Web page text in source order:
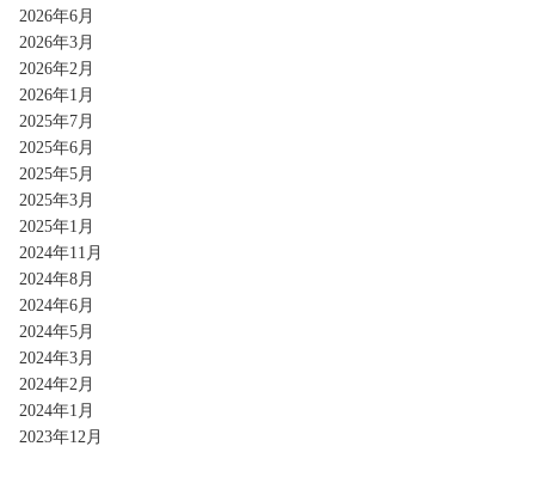
2026年6月
2026年3月
2026年2月
2026年1月
2025年7月
2025年6月
2025年5月
2025年3月
2025年1月
2024年11月
2024年8月
2024年6月
2024年5月
2024年3月
2024年2月
2024年1月
2023年12月